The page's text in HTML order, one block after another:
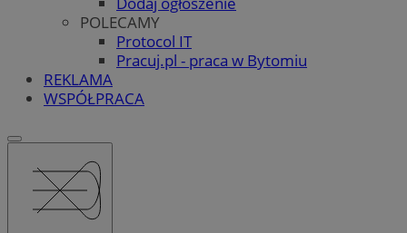
POLECAMY
Protocol IT
Pracuj.pl - praca w Bytomiu
REKLAMA
WSPÓŁPRACA